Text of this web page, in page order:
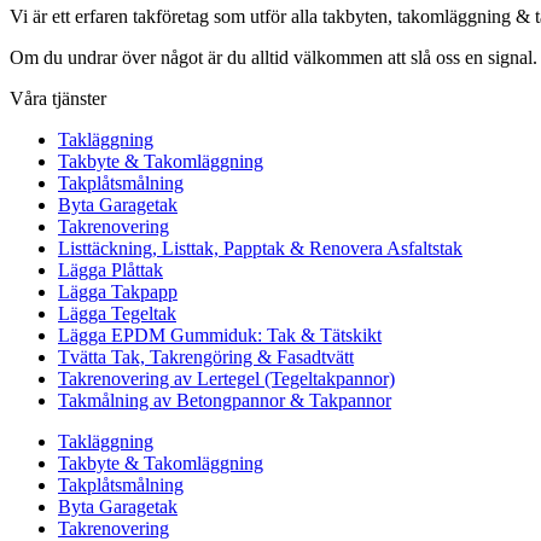
Vi är ett erfaren takföretag som utför alla takbyten, takomläggning &
Om du undrar över något är du alltid välkommen att slå oss en signal.
Våra tjänster
Takläggning
Takbyte & Takomläggning
Takplåtsmålning
Byta Garagetak
Takrenovering
Listtäckning, Listtak, Papptak & Renovera Asfaltstak
Lägga Plåttak
Lägga Takpapp
Lägga Tegeltak
Lägga EPDM Gummiduk: Tak & Tätskikt
Tvätta Tak, Takrengöring & Fasadtvätt
Takrenovering av Lertegel (Tegeltakpannor)
Takmålning av Betongpannor & Takpannor
Takläggning
Takbyte & Takomläggning
Takplåtsmålning
Byta Garagetak
Takrenovering